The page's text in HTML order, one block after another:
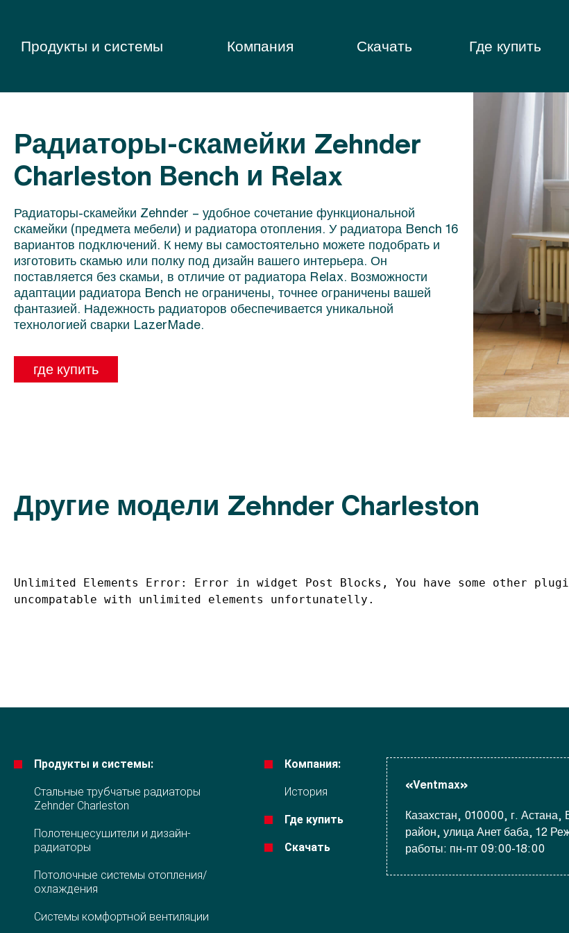
Продукты и системы Компания Скачать Где купить
Радиаторы-скамейки Zehnder
Charleston Bench и Relax
Радиаторы-скамейки Zehnder – удобное сочетание функциональной
скамейки (предмета мебели) и радиатора отопления. У радиатора Bench 16
вариантов подключений. К нему вы самостоятельно можете подобрать и
изготовить скамью или полку под дизайн вашего интерьера. Он
поставляется без скамьи, в отличие от радиатора Relax. Возможности
адаптации радиатора Bench не ограничены, точнее ограничены вашей
фантазией. Надежность радиаторов обеспечивается уникальной
технологией сварки LazerMade.
где купить
Другие модели Zehnder Charleston
Unlimited Elements Error: Error in widget Post Blocks, You have some other
uncompatable with unlimited elements unfortunatelly.
Продукты и системы:
Стальные трубчатые радиаторы
Zehnder Charleston
Полотенцесушители и дизайн-
радиаторы
Потолочные системы отопления/
охлаждения
Системы комфортной вентиляции
Компания:
История
Где купить
Скачать
«Ventmax»
Казахстан, 010000, г. Астана,
район, улица Анет баба, 12
работы: пн-пт 09:00-18:00